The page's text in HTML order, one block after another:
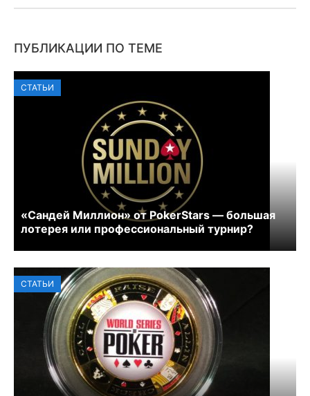
ПУБЛИКАЦИИ ПО ТЕМЕ
СТАТЬИ
«Сандей Миллион» от PokerStars — большая
лотерея или профессиональный турнир?
СТАТЬИ